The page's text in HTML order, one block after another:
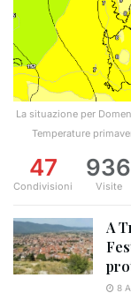
La situazione per
Temperature
47
Condivisioni
936
Visite
A
8